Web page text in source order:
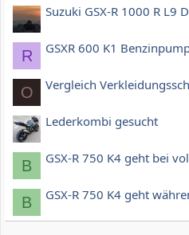
Suzuki GSX-R 1000 R L9
R GSXR 600 K1
O Vergleich
Lederkombi gesucht
B GSX-R 750 K4 geht bei
B GSX-R 750 K4 geht